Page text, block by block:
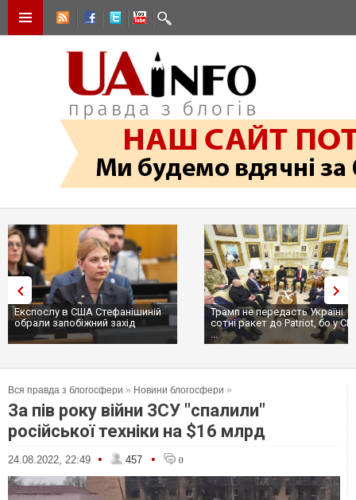
Експослу в США Стефанішиній
обрали запобіжний захід
Трамп не передасть Україні
сотні ракет до Patriot, бо у
...
Вся правда з блогосфери » Новини блогосфери »
За пів року війни ЗСУ "спалили"
російської техніки на $16 млрд
24.08.2022, 22:49 • 457 • 0